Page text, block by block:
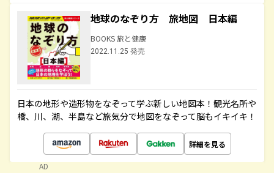
地球のなぞり方 旅地図 日本編
BOOKS 旅と健康
2022.11.25 発売
日本の地形や造形物をなぞって学ぶ新しい地図本！観光名所や
橋、川、湖、半島など旅気分で地図をなぞって脳もイキイキ！
詳細を見る
AD